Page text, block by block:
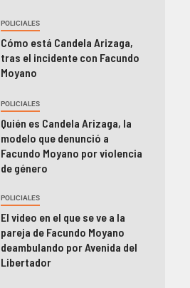
POLICIALES
Cómo está Candela Arizaga,
tras el incidente con Facundo
Moyano
POLICIALES
Quién es Candela Arizaga, la
modelo que denunció a
Facundo Moyano por violencia
de género
POLICIALES
El video en el que se ve a la
pareja de Facundo Moyano
deambulando por Avenida del
Libertador